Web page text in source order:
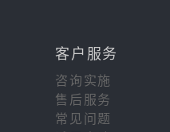
客户服务
咨询实施
售后服务
常见问题